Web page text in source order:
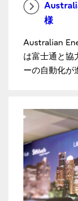
様
Australian
は富士通と協
ーの自動化が